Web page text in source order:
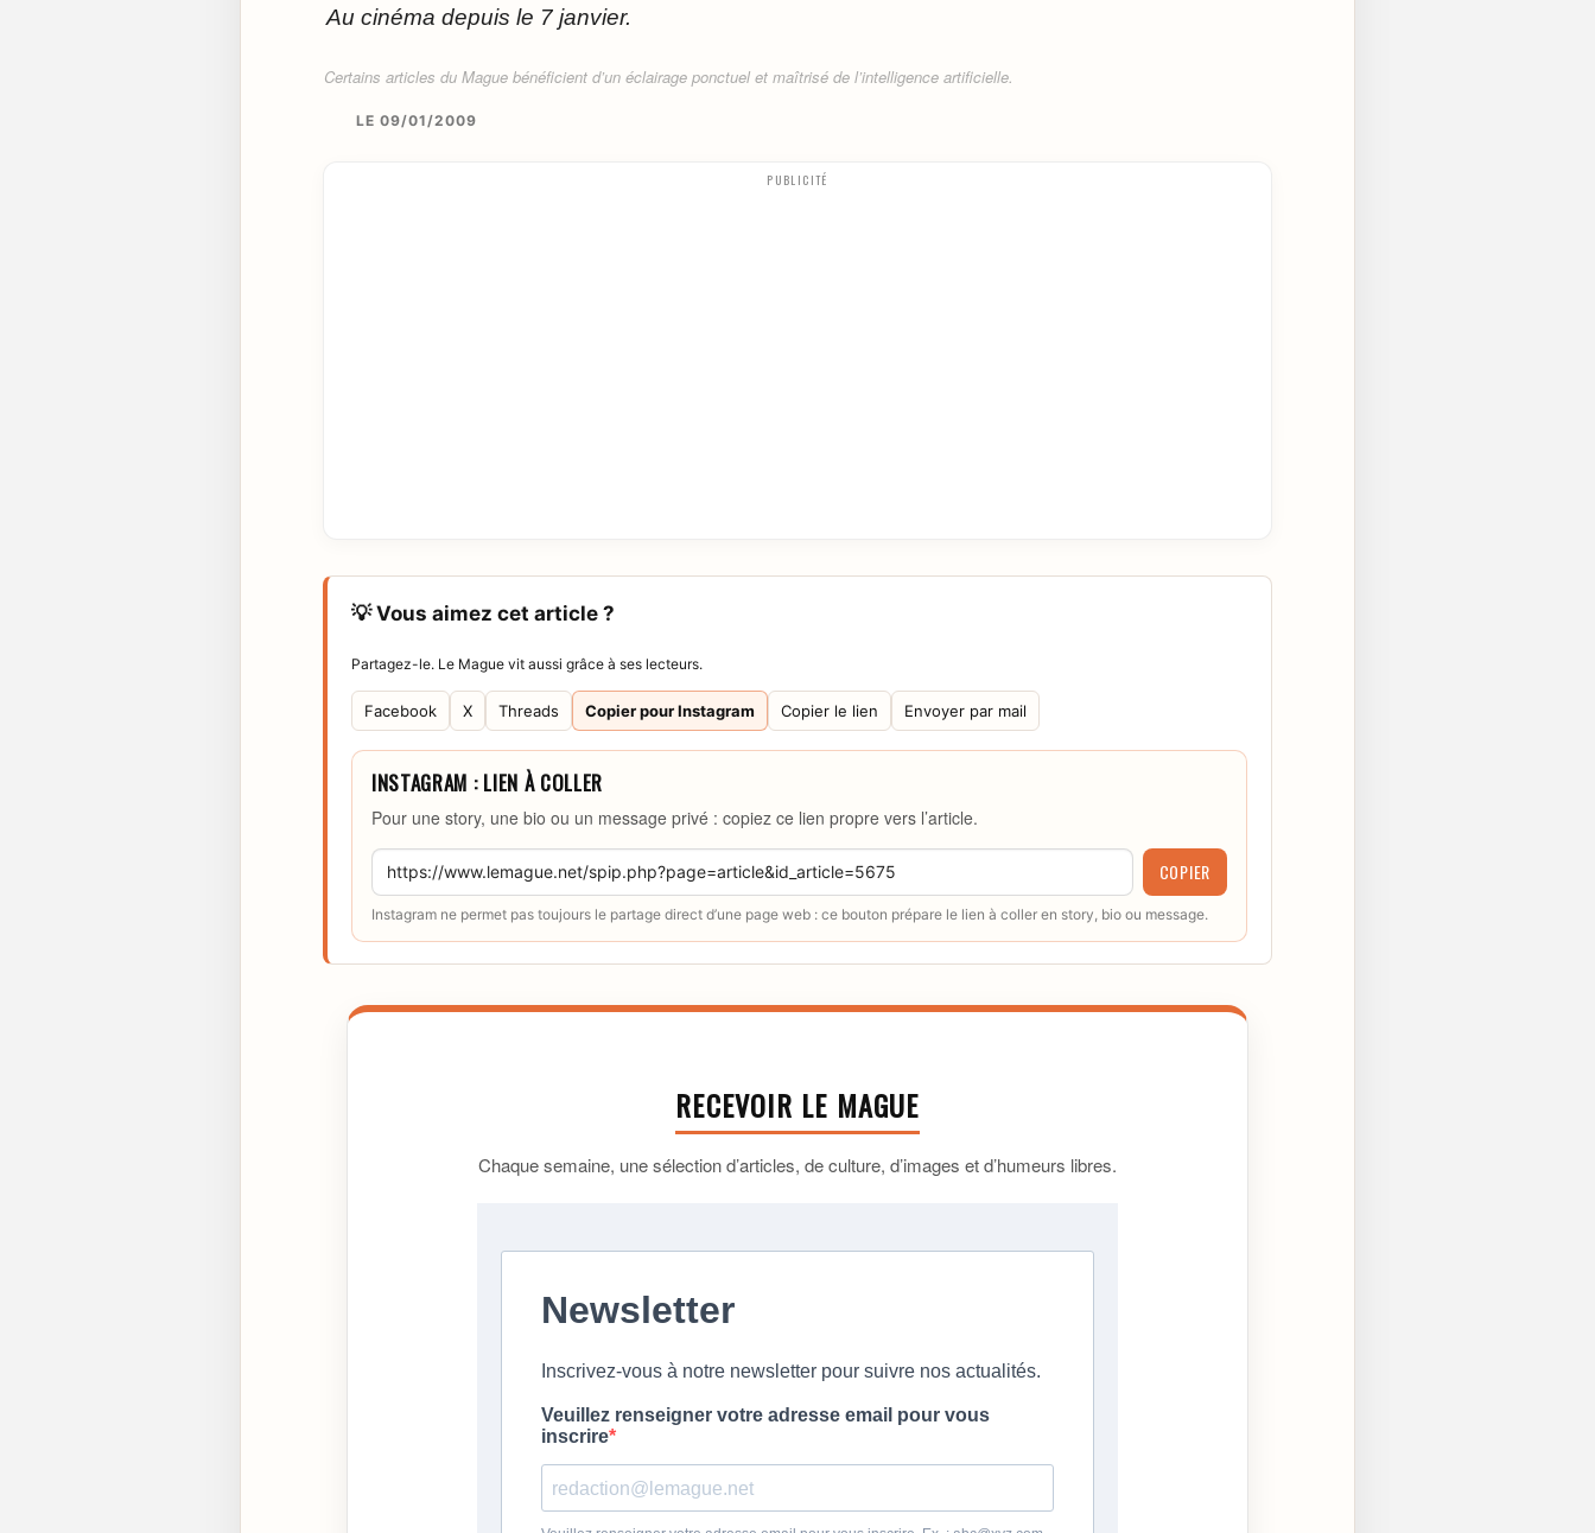
Au cinéma depuis le 7 janvier.
Certains articles du Mague bénéficient d’un éclairage ponctuel et maîtrisé de l’intelligence artificielle.
LE 09/01/2009
PUBLICITÉ
💡 Vous aimez cet article ?
Partagez-le. Le Mague vit aussi grâce à ses lecteurs.
Facebook X Threads Copier pour Instagram Copier le lien Envoyer par mail
INSTAGRAM : LIEN À COLLER
Pour une story, une bio ou un message privé : copiez ce lien propre vers l’article.
COPIER
Instagram ne permet pas toujours le partage direct d’une page web : ce bouton prépare le lien à coller en story, bio ou message.
RECEVOIR LE MAGUE
Chaque semaine, une sélection d’articles, de culture, d’images et d’humeurs libres.